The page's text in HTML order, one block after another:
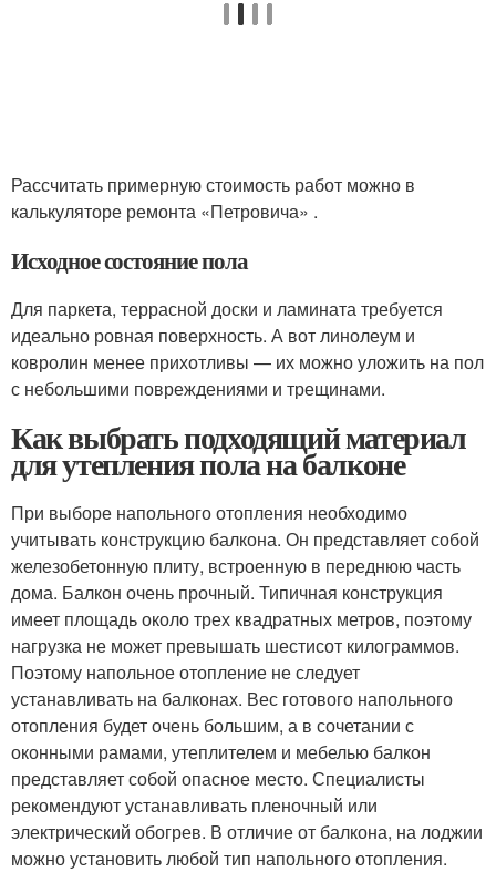
Рассчитать примерную стоимость работ можно в
калькуляторе ремонта «Петровича» .
Исходное состояние пола
Для паркета, террасной доски и ламината требуется
идеально ровная поверхность. А вот линолеум и
ковролин менее прихотливы — их можно уложить на пол
с небольшими повреждениями и трещинами.
Как выбрать подходящий материал
для утепления пола на балконе
При выборе напольного отопления необходимо
учитывать конструкцию балкона. Он представляет собой
железобетонную плиту, встроенную в переднюю часть
дома. Балкон очень прочный. Типичная конструкция
имеет площадь около трех квадратных метров, поэтому
нагрузка не может превышать шестисот килограммов.
Поэтому напольное отопление не следует
устанавливать на балконах. Вес готового напольного
отопления будет очень большим, а в сочетании с
оконными рамами, утеплителем и мебелью балкон
представляет собой опасное место. Специалисты
рекомендуют устанавливать пленочный или
электрический обогрев. В отличие от балкона, на лоджии
можно установить любой тип напольного отопления.